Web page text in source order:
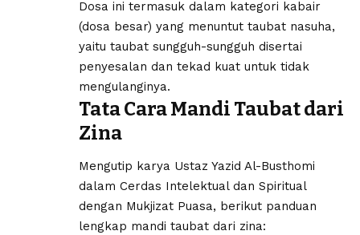
Dosa ini termasuk dalam kategori kabair
(dosa besar) yang menuntut taubat nasuha,
yaitu taubat sungguh-sungguh disertai
penyesalan dan tekad kuat untuk tidak
mengulanginya.
Tata Cara Mandi Taubat dari
Zina
Mengutip karya Ustaz Yazid Al-Busthomi
dalam Cerdas Intelektual dan Spiritual
dengan Mukjizat Puasa, berikut panduan
lengkap mandi taubat dari zina: